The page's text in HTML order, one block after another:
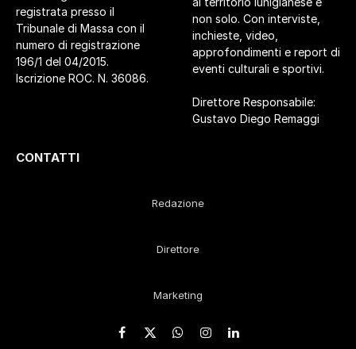
registrata presso il
Tribunale di Massa con il
numero di registrazione
196/1 del 04/2015.
Iscrizione ROC. N. 36086.
non solo. Con interviste,
inchieste, video,
approfondimenti e report di
eventi culturali e sportivi.
Direttore Responsabile:
Gustavo Diego Remaggi
CONTATTI
Redazione
Direttore
Marketing
Facebook
X WhatsApp
Instagram
LinkedIn